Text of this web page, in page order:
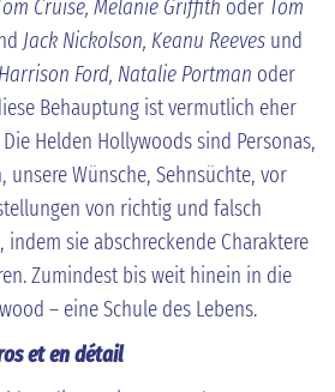
Cruise, Melanie Griffith oder Tom
Jack Nickolson, Keanu Reeves und
Ford, Natalie Portman oder
Behauptung ist vermutlich eher
Helden Hollywoods sind Personas,
unsere Wünsche, Sehnsüchte, vor
von richtig und falsch
sie abschreckende Charaktere
Zumindest bis weit hinein in die
– eine Schule des Lebens.
et en détail